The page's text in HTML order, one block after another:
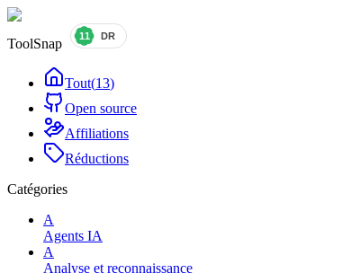
ToolSnap
Tout(13)
Open source
Affiliations
Réductions
Catégories
A
Agents IA
A
Analyse et reconnaissance